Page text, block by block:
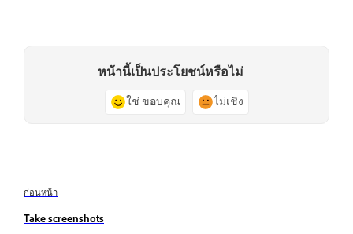
หน้านี้เป็นประโยชน์หรือไม่
ใช่ ขอบคุณ ไม่เชิง
ก่อนหน้า
Take screenshots